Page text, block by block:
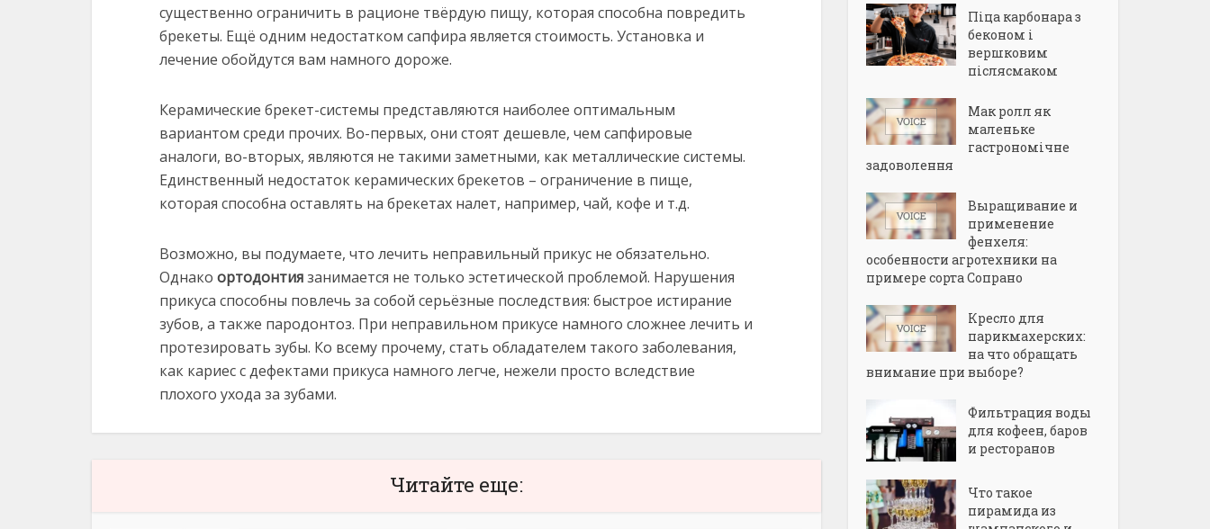
существенно ограничить в рационе твёрдую пищу, которая способна повредить
брекеты. Ещё одним недостатком сапфира является стоимость. Установка и
лечение обойдутся вам намного дороже.
Керамические брекет-системы представляются наиболее оптимальным
вариантом среди прочих. Во-первых, они стоят дешевле, чем сапфировые
аналоги, во-вторых, являются не такими заметными, как металлические системы.
Единственный недостаток керамических брекетов – ограничение в пище,
которая способна оставлять на брекетах налет, например, чай, кофе и т.д.
Возможно, вы подумаете, что лечить неправильный прикус не обязательно.
Однако ортодонтиязанимается не только эстетической проблемой. Нарушения
прикуса способны повлечь за собой серьёзные последствия: быстрое истирание
зубов, а также пародонтоз. При неправильном прикусе намного сложнее лечить и
протезировать зубы. Ко всему прочему, стать обладателем такого заболевания,
как кариес с дефектами прикуса намного легче, нежели просто вследствие
плохого ухода за зубами.
Читайте еще:
Піца карбонара з
беконом і
вершковим
післясмаком
Мак ролл як
маленьке
гастрономічне
задоволення
Выращивание и
применение
фенхеля:
особенности агротехники на
примере сорта Сопрано
Кресло для
парикмахерских:
на что обращать
внимание при выборе?
Фильтрация воды
для кофеен, баров
и ресторанов
Что такое
пирамида из